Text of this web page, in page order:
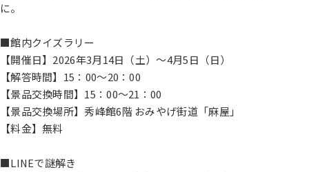
に。
■館内クイズラリー
【開催日】2026年3月14日（土）～4月5日（日）
【解答時間】15：00～20：00
【景品交換時間】15：00～21：00
【景品交換場所】秀峰館6階 おみやげ街道「麻屋」
【料金】無料
■LINEで謎解き